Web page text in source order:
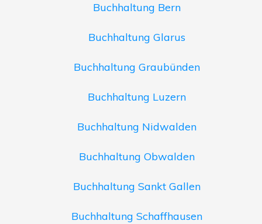
Buchhaltung Bern
Buchhaltung Glarus
Buchhaltung Graubünden
Buchhaltung Luzern
Buchhaltung Nidwalden
Buchhaltung Obwalden
Buchhaltung Sankt Gallen
Buchhaltung Schaffhausen